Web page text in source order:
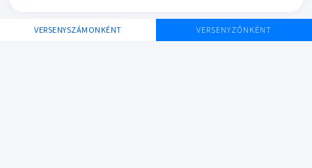
VERSENYSZÁMONKÉNT VERSENYZŐNKÉNT